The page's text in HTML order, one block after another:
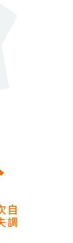
自
調